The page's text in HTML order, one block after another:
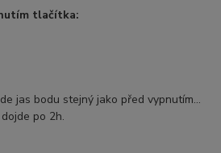
tlačítka:
jas bodu stejný jako před vypnutím...
po 2h.